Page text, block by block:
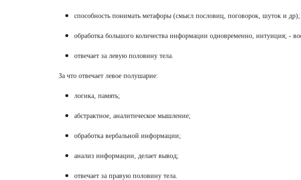
способность понимать метафоры (смысл пословиц, поговорок, шуток и др);
обработка большого количества информации одновременно, интуиция; -
отвечает за левую половину тела.
За что отвечает левое полушарие:
логика, память;
абстрактное, аналитическое мышление;
обработка вербальной информации;
анализ информации, делает вывод;
отвечает за правую половину тела.